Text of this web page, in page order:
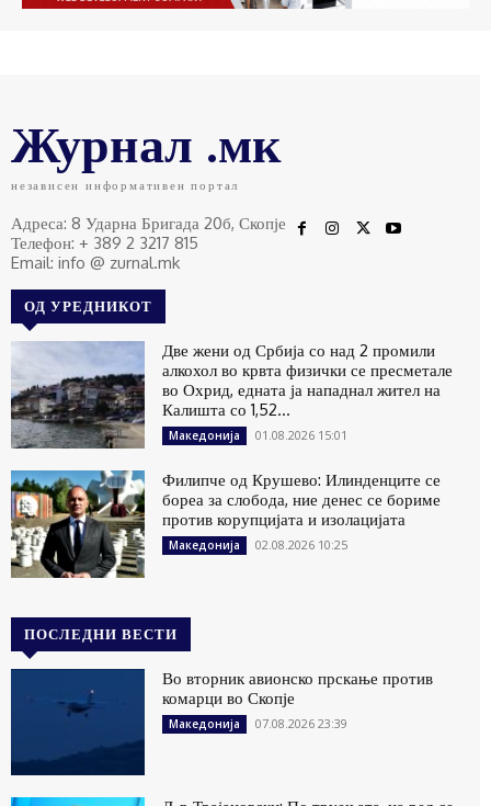
Журнал .мк
независен информативен портал
Адреса: 8 Ударна Бригада 20б, Скопје
Телефон: + 389 2 3217 815
Email: info @ zurnal.mk
ОД УРЕДНИКОТ
Две жени од Србија со над 2 промили
алкохол во крвта физички се пресметале
во Охрид, едната ја нападнал жител на
Калишта со 1,52...
Македонија 01.08.2026 15:01
Филипче од Крушево: Илинденците се
бореа за слобода, ние денес се бориме
против корупцијата и изолацијата
Македонија 02.08.2026 10:25
ПОСЛЕДНИ ВЕСТИ
Во вторник авионско прскање против
комарци во Скопје
Македонија 07.08.2026 23:39